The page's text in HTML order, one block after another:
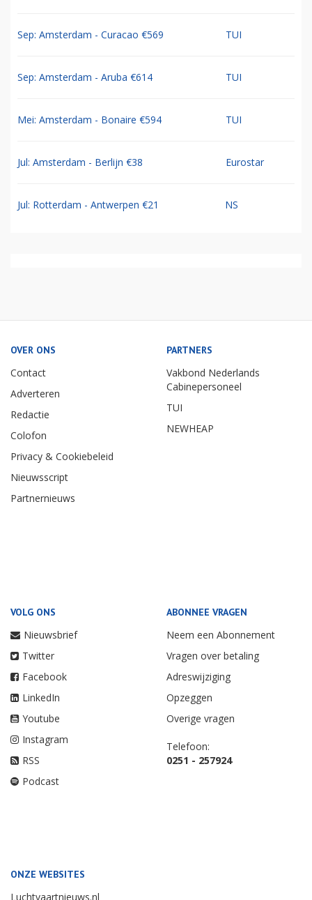
Sep: Amsterdam - Curacao €569 TUI
Sep: Amsterdam - Aruba €614 TUI
Mei: Amsterdam - Bonaire €594 TUI
Jul: Amsterdam - Berlijn €38 Eurostar
Jul: Rotterdam - Antwerpen €21 NS
OVER ONS
Contact
Adverteren
Redactie
Colofon
Privacy & Cookiebeleid
Nieuwsscript
Partnernieuws
PARTNERS
Vakbond Nederlands
Cabinepersoneel
TUI
NEWHEAP
VOLG ONS
Nieuwsbrief
Twitter
Facebook
LinkedIn
Youtube
Instagram
RSS
Podcast
ABONNEE VRAGEN
Neem een Abonnement
Vragen over betaling
Adreswijziging
Opzeggen
Overige vragen
Telefoon:
0251 - 257924
ONZE WEBSITES
Luchtvaartnieuws.nl